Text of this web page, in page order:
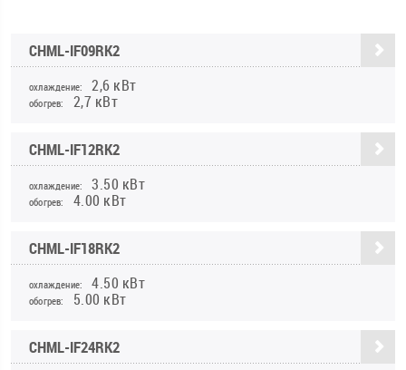
CHML-IF09RK2
охлаждение: 2,6 кВт
обогрев: 2,7 кВт
CHML-IF12RK2
охлаждение: 3.50 кВт
обогрев: 4.00 кВт
CHML-IF18RK2
охлаждение: 4.50 кВт
обогрев: 5.00 кВт
CHML-IF24RK2